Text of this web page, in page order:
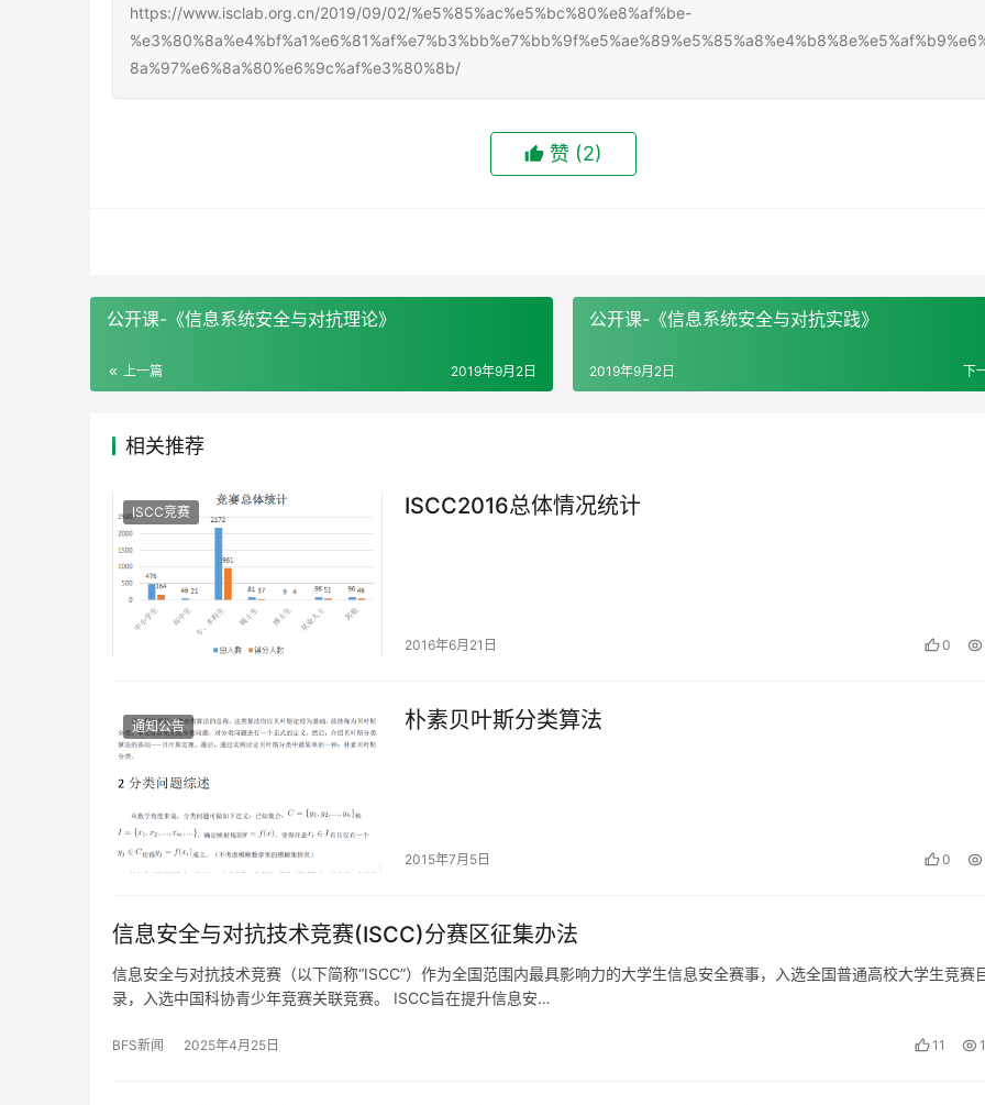
https://www.isclab.org.cn/2019/09/02/%e5%85%ac%e5%bc%80%e8%af%be-
8a%97%e6%8a%80%e6%9c%af%e3%80%8b/
赞 (2)
公开课-《信息系统安全与对抗理论》
上一篇 2019年9月2日
公开课-《信息系统安全与对抗实践》
下
2019年9月2日
相关推荐
ISCC竞赛 ISCC2016总体情况统计
2016年6月21日 0
通知公告 朴素贝叶斯分类算法
2015年7月5日 0
信息安全与对抗技术竞赛(ISCC)分赛区征集办法
信息安全与对抗技术竞赛（以下简称“ISCC”）作为全国范围内最具影响力的大学生信息安全赛事，入选全国普通高校大学生竞赛
录，入选中国科协青少年竞赛关联竞赛。 ISCC旨在提升信息安…
BFS新闻 2025年4月25日 11